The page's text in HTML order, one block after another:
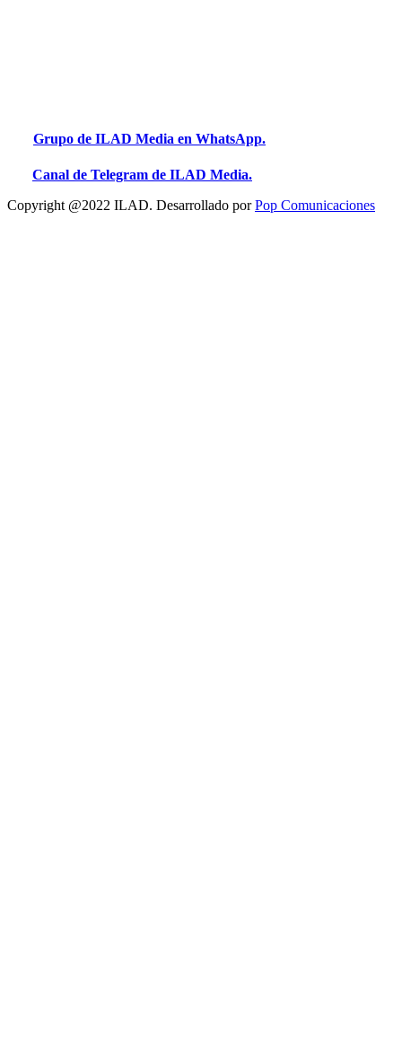
Grupo de ILAD Media en WhatsApp.
Canal de Telegram de ILAD Media.
Copyright @2022 ILAD. Desarrollado porPop Comunicaciones